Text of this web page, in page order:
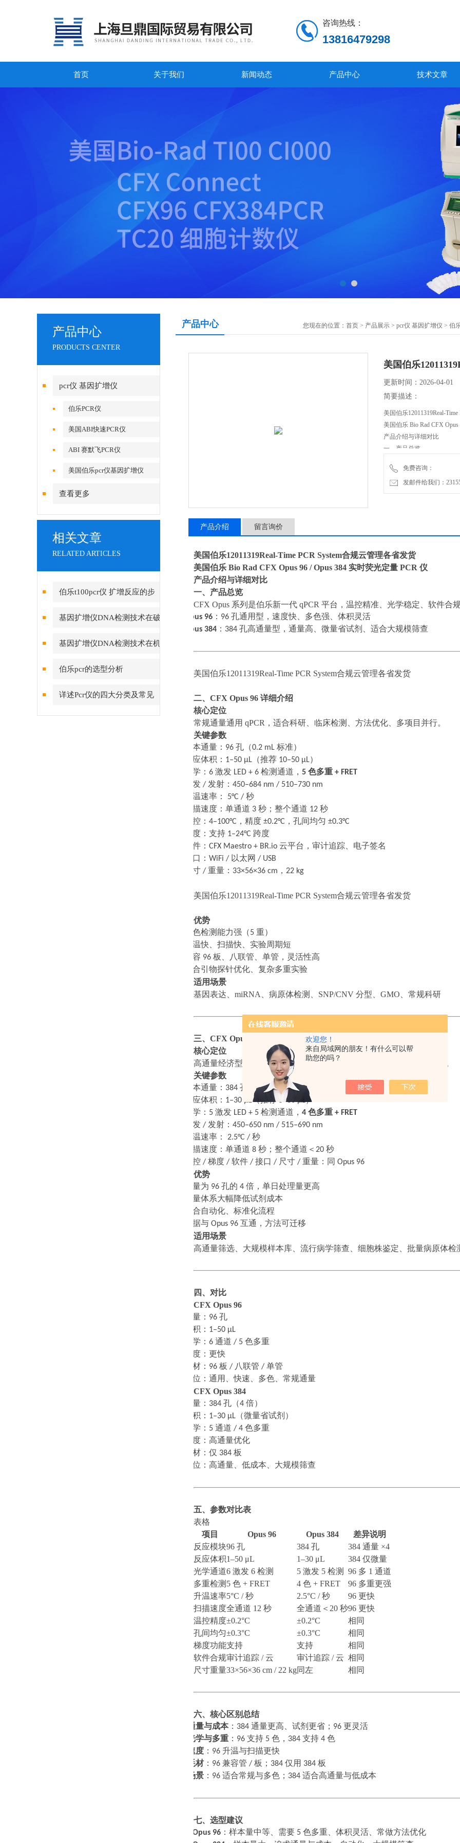
欢迎您！
来自局域网的朋友！有什么可以帮
助您的吗？
咨询热线：
13816479298
首页 关于我们 新闻动态 产品中心 技术文章
产品中心
PRODUCTS CENTER
pcr仪 基因扩增仪
伯乐PCR仪
美国ABI快速PCR仪
ABI 赛默飞PCR仪
美国伯乐pcr仪基因扩增仪
查看更多
相关文章
RELATED ARTICLES
伯乐t100pcr仪 扩增反应的步
基因扩增仪DNA检测技术在破
案的应用
基因扩增仪DNA检测技术在机
关破案的应用
伯乐pcr的选型分析
详述Pcr仪的四大分类及常见
问题解答
产品中心 您现在的位置： 首页 > 产品展示 > pcr仪 基因扩增仪 > 伯
美国伯乐
更新时间：2026-04-01
简要描述：
美国伯乐12011319Real-
美国伯乐 Bio Rad CFX
产品介绍与详细对比
一、产品总览
·Opus 96：96 孔通用型，
免费咨询：
发邮件给我们：
产品介绍 留言询价
美国伯乐12011319Real-Time PCR System合规云管理各省发货
美国伯乐 Bio Rad CFX Opus 96 / Opus 384 实时荧光定量 PCR 仪
产品介绍与详细对比
一、产品总览
CFX Opus 系列是伯乐新一代 qPCR 平台，温控精准、光学稳定、软件合
Opus 96 ： 96 孔通用型，速度快、多色强、体积灵活
Opus 384 ： 384 孔高通量型，通量高、微量省试剂、适合大规模筛查
美国伯乐12011319Real-Time PCR System合规云管理各省发货
二、 CFX Opus 96 详细介绍
核心定位
常规通量通用 qPCR，适合科研、临床检测、方法优化、多项目并行。
关键参数
样本通量： 96 孔（0.2 mL 标准）
反应体积： 1–50 μL （推荐 10–50 μL）
光学： 6 激发 LED + 6 检测通道， 5 色多重 + FRET
激发 / 发射： 450–684 nm / 510–730 nm
升温速率： 5°C / 秒
扫描速度：单通道 3 秒；整个通道 12 秒
温控： 4–100°C ，精度 ±0.2°C ，孔间均匀 ±0.3°C
梯度：支持 1–24°C 跨度
软件： CFX Maestro + BR.io 云平台，审计追踪、电子签名
接口： WiFi / 以太网 / USB
尺寸 / 重量： 33×56×36 cm ， 22 kg
美国伯乐12011319Real-Time PCR System合规云管理各省发货
优势
多色检测能力强（ 5 重）
升温快、扫描快、实验周期短
兼容 96 板、八联管、单管，灵活性高
适合引物探针优化、复杂多重实验
适用场景
基因表达、 miRNA、病原体检测、SNP/CNV 分型、GMO、常规科研
三、 CFX Opus 384 详细介绍
核心定位
高通量经济型 qPCR，适合大批量样本、药物筛选、样本库、流行病学。
关键参数
样本通量： 384 孔（高密度）
反应体积： 1–30 μL（推荐 5–30 μL）
光学： 5 激发 LED + 5 检测通道， 4 色多重 + FRET
激发 / 发射： 450–650 nm / 515–690 nm
升温速率： 2.5°C / 秒
扫描速度：单通道 8 秒；整个通道＜ 20 秒
温控 / 梯度 / 软件 / 接口 / 尺寸 / 重量：同 Opus 96
优势
通量为 96 孔的 4 倍，单日处理量更高
微量体系大幅降低试剂成本
适合自动化、标准化流程
数据与 Opus 96 互通，方法可迁移
适用场景
高通量筛选、大规模样本库、流行病学筛查、细胞株鉴定、批量病原体检
四、对比
CFX Opus 96
通量： 96 孔
体积： 1–50 μL
光学： 6 通道 / 5 色多重
速度：更快
耗材： 96 板 / 八联管 / 单管
定位：通用、快速、多色、常规通量
CFX Opus 384
通量： 384 孔（4 倍）
体积： 1–30 μL （微量省试剂）
光学： 5 通道 / 4 色多重
速度：高通量优化
耗材：仅 384 板
定位：高通量、低成本、大规模筛查
五、参数对比表
表格
项目
Opus 96 Opus 384
差异说明
反应模块96 孔 384 孔
384 通量 ×4
反应体积1–50 μL 1–30 μL
384 仅微量
光学通道6 激发 6 检测 5 激发 5 检测
96 多 1 通道
多重检测 5 色 + FRET 4 色 + FRET
96 多重更强
升温速率5°C / 秒 2.5°C / 秒
96 更快
扫描速度全通道 12 秒 全通道＜ 20 秒96 更快
温控精度±0.2°C ±0.2°C
相同
孔间均匀±0.3°C ±0.3°C
相同
梯度功能支持 支持
相同
软件合规审计追踪 / 云 审计追踪 / 云 相同
尺寸重量33×56×36 cm / 22 kg同左 相同
六、核心区别总结
通量与成本： 384 通量更高、试剂更省； 96 更灵活
光学与多重 ： 96 支持 5 色， 384 支持 4 色
速度 ： 96 升温与扫描更快
耗材： 96 兼容管 / 板； 384 仅用 384 板
场景 ： 96 适合常规与多色； 384 适合高通量与低成本
七、选型建议
Opus 96 ：样本量中等、需要 5 色多重、体积灵活、常做方法优化